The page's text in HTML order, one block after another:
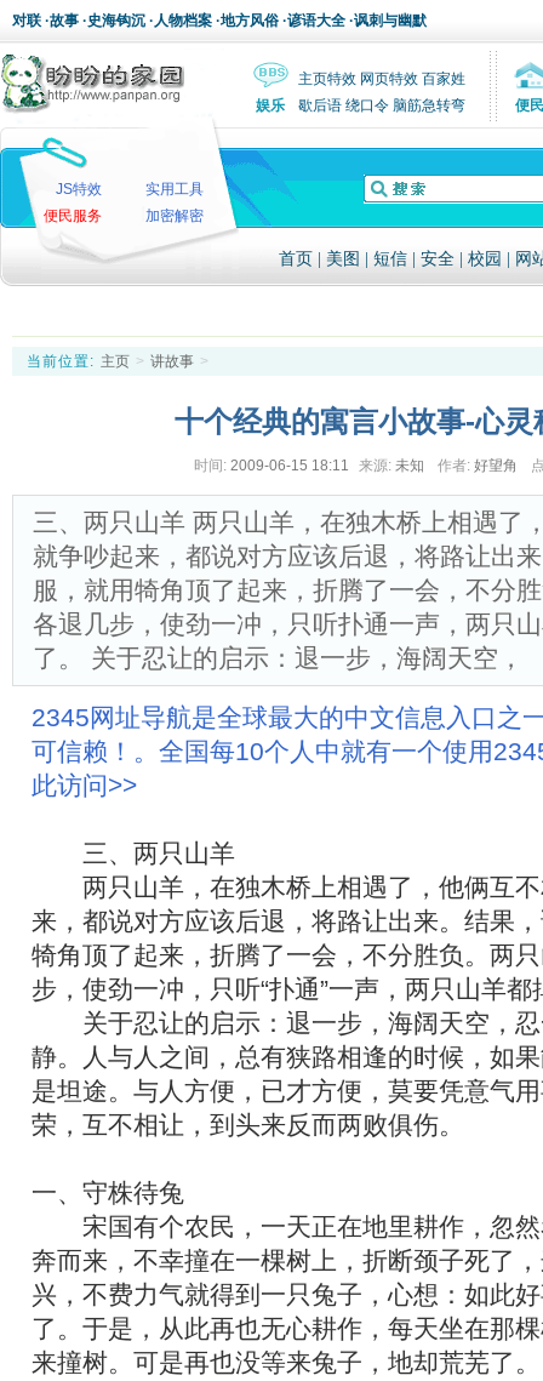
对联 ·故事 ·史海钩沉 ·人物档案 ·地方风俗 ·谚语大全 ·讽刺与幽默
主页特效 网页特效 百家姓
娱乐
歇后语 绕口令 脑筋急转弯 便民
JS特效
实用工具
便民服务
加密解密
首页 美图 短信 安全 校园 网
当前位置: 主页 > 讲故事 >
十个经典的寓言小故事-心灵
时间: 2009-06-15 18:11 来源: 未知 作者: 好望角
三、两只山羊 两只山羊，在独木桥上相遇了
就争吵起来，都说对方应该后退，将路让出
服，就用犄角顶了起来，折腾了一会，不分
各退几步，使劲一冲，只听扑通一声，两只
了。 关于忍让的启示：退一步，海阔天空，
2345网址导航是全球最大的中文信息入口之
可信赖！。全国每10个人中就有一个使用
此访问>>
三、两只山羊
两只山羊，在独木桥上相遇了，他俩互不
来，都说对方应该后退，将路让出来。结果
犄角顶了起来，折腾了一会，不分胜负。两
步，使劲一冲，只听“扑通”一声，两只山羊
关于忍让的启示：退一步，海阔天空，忍
静。人与人之间，总有狭路相逢的时候，如
是坦途。与人方便，已才方便，莫要凭意气
荣，互不相让，到头来反而两败俱伤。
一、守株待兔
宋国有个农民，一天正在地里耕作，忽然
奔而来，不幸撞在一棵树上，折断颈子死了
兴，不费力气就得到一只兔子，心想：如此
了。于是，从此再也无心耕作，每天坐在那
来撞树。可是再也没等来兔子，地却荒芜了。